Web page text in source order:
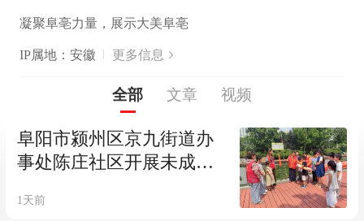
凝聚阜亳力量，展示大美阜亳
IP属地：安徽 更多信息
全部 文章 视频
阜阳市颍州区京九街道办
事处陈庄社区开展未成年
1天前